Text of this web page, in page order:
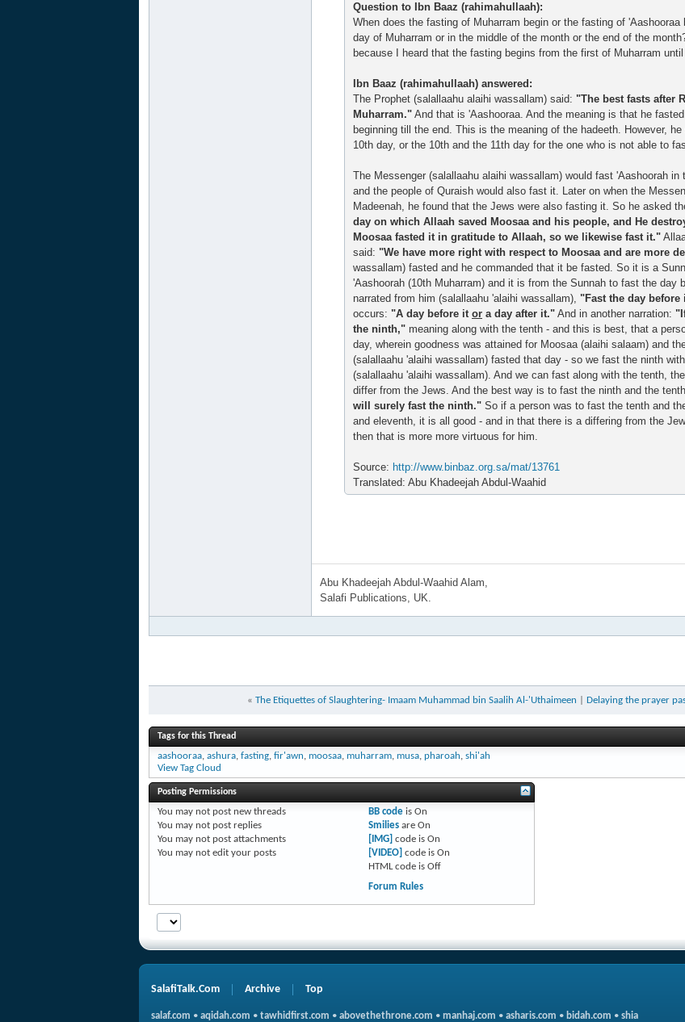
Question to Ibn Baaz (rahimahullaah):
When does the fasting of Muharram begin or the fasting of
day of Muharram or in the middle of the month or the end of the
because I heard that the fasting begins from the first of Muharram
Ibn Baaz (rahimahullaah) answered:
The Prophet (salallaahu alaihi wassallam) said: "The best fasts after
Muharram." And that is 'Aashooraa. And the meaning is that he
beginning till the end. This is the meaning of the hadeeth. However,
10th day, or the 10th and the 11th day for the one who is not able to
The Messenger (salallaahu alaihi wassallam) would fast 'Aashoorah
and the people of Quraish would also fast it. Later on when the
Madeenah, he found that the Jews were also fasting it. So he asked
day on which Allaah saved Moosaa and his people, and He
Moosaa fasted it in gratitude to Allaah, so we likewise fast it."
said: "We have more right with respect to Moosaa and are more
wassallam) fasted and he commanded that it be fasted. So it is a
'Aashoorah (10th Muharram) and it is from the Sunnah to fast the day
narrated from him (salallaahu 'alaihi wassallam), "Fast the day before
occurs: "A day before it or a day after it." And in another narration:
the ninth," meaning along with the tenth - and this is best, that a
day, wherein goodness was attained for Moosaa (alaihi salaam) and
(salallaahu 'alaihi wassallam) fasted that day - so we fast the ninth
(salallaahu 'alaihi wassallam). And we can fast along with the tenth,
differ from the Jews. And the best way is to fast the ninth and the
will surely fast the ninth." So if a person was to fast the tenth and
and eleventh, it is all good - and in that there is a differing from the
then that is more more virtuous for him.
Source: http://www.binbaz.org.sa/mat/13761
Translated: Abu Khadeejah Abdul-Waahid
Abu Khadeejah Abdul-Waahid Alam,
Salafi Publications, UK.
« The Etiquettes of Slaughtering- Imaam Muhammad bin Saalih Al-'Uthaimeen Delaying the prayer
Tags for this Thread
aashooraa, ashura, fasting, fir'awn, moosaa, muharram, musa, pharoah, shi'ah
View Tag Cloud
Posting Permissions
You may not post new threads
You may not post replies
You may not post attachments
You may not edit your posts
BB codeis On
Smiliesare On
[IMG] code is On
[VIDEO] code is On
HTML code is Off
Forum Rules
SalafiTalk.Com Archive Top
salaf.com • aqidah.com • tawhidfirst.com • abovethethrone.com • manhaj.com • asharis.com • bidah.com • shia